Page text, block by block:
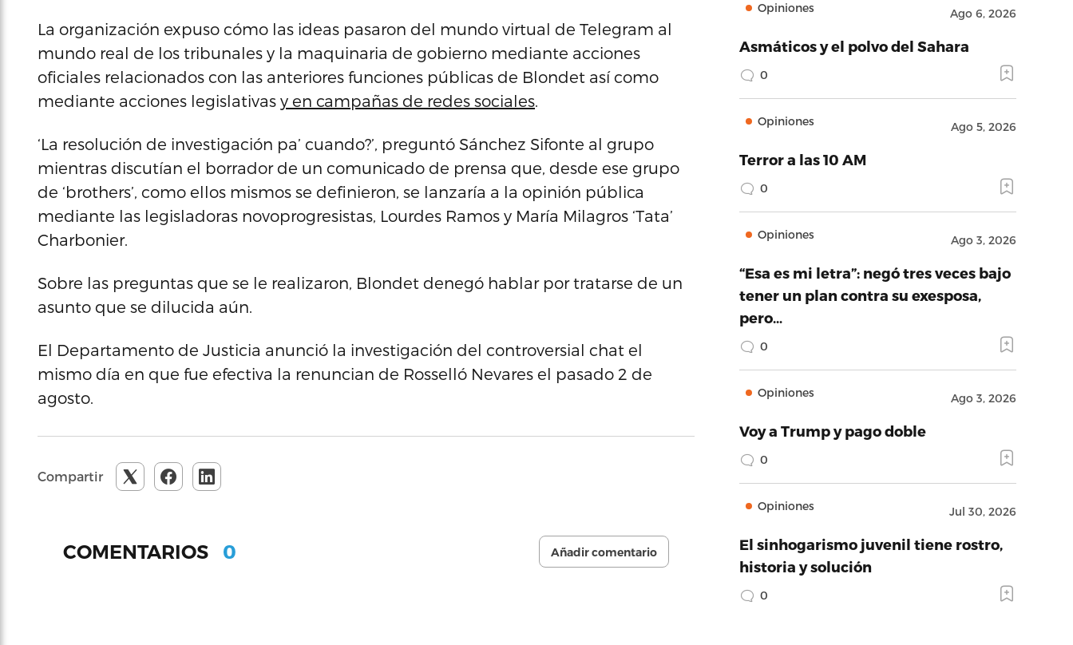
La organización expuso cómo las ideas pasaron del mundo virtual de Telegram al
mundo real de los tribunales y la maquinaria de gobierno mediante acciones
oficiales relacionados con las anteriores funciones públicas de Blondet así como
mediante acciones legislativas y en campañas de redes sociales.
‘La resolución de investigación pa’ cuando?’, preguntó Sánchez Sifonte al grupo
mientras discutían el borrador de un comunicado de prensa que, desde ese grupo
de ‘brothers’, como ellos mismos se definieron, se lanzaría a la opinión pública
mediante las legisladoras novoprogresistas, Lourdes Ramos y María Milagros ‘Tata’
Charbonier.
Sobre las preguntas que se le realizaron, Blondet denegó hablar por tratarse de un
asunto que se dilucida aún.
El Departamento de Justicia anunció la investigación del controversial chat el
mismo día en que fue efectiva la renuncian de Rosselló Nevares el pasado 2 de
agosto.
Compartir
COMENTARIOS 0 Añadir comentario
Opiniones Ago 6, 2026
Asmáticos y el polvo del Sahara
0
Opiniones Ago 5, 2026
Terror a las 10 AM
0
Opiniones Ago 3, 2026
“Esa es mi letra”: negó tres veces bajo
tener un plan contra su exesposa,
pero…
0
Opiniones Ago 3, 2026
Voy a Trump y pago doble
0
Opiniones Jul 30, 2026
El sinhogarismo juvenil tiene rostro,
historia y solución
0